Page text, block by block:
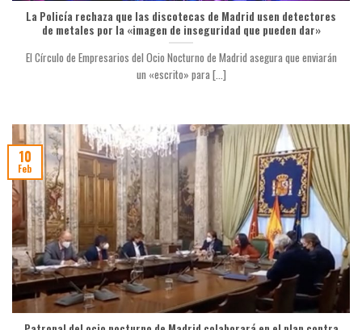
La Policía rechaza que las discotecas de Madrid usen detectores
de metales por la «imagen de inseguridad que pueden dar»
El Círculo de Empresarios del Ocio Nocturno de Madrid asegura que enviarán
un «escrito» para [...]
10
Feb